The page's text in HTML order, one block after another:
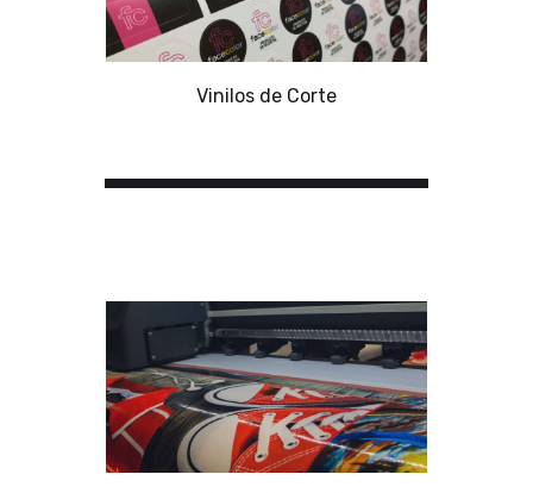
Vinilos de Corte